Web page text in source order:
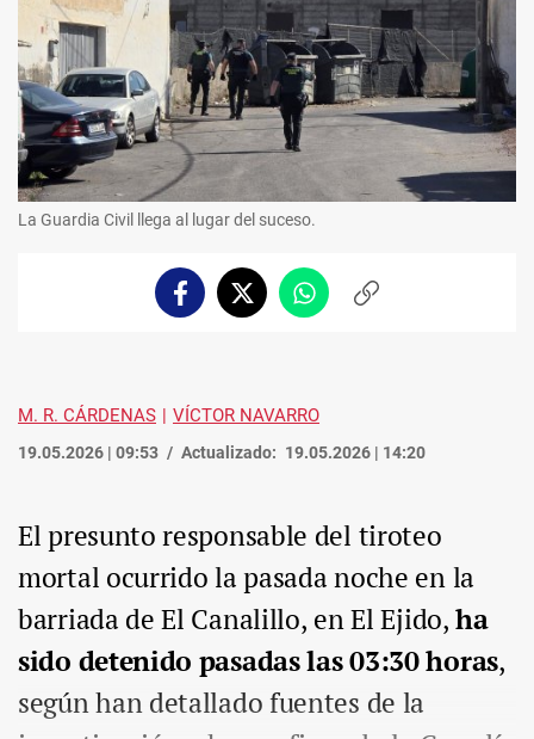
La Guardia Civil llega al lugar del suceso.
FacebookTwitterWhatsappCopiar
M. R. CÁRDENAS VÍCTOR NAVARRO
19.05.2026 | 09:53 Actualizado: 19.05.2026 | 14:20
El presunto responsable del tiroteo
mortal ocurrido la pasada noche en la
barriada de El Canalillo, en El Ejido,ha
sido detenido pasadas las 03:30 horas,
según han detallado fuentes de la